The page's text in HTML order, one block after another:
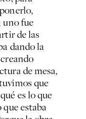
uno fue
de las
dando la
de mesa,
que
es lo que
estaba